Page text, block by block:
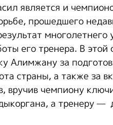
является и
прошедшего
его тренера. В
Алимжану за
страны, а также за
вручив чемпиону
а тренеру —